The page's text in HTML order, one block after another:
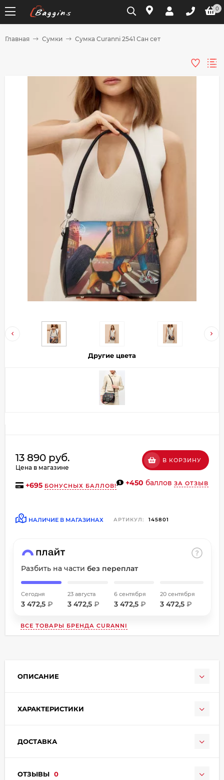
0
Главная Сумки Сумка Curanni 2541 Сан сет
Другие цвета
13 890 руб.
Цена в магазине
В КОРЗИНУ
+695 БОНУСНЫХ БАЛЛОВ! +450 баллов ЗА ОТЗЫВ
НАЛИЧИЕ В МАГАЗИНАХ АРТИКУЛ: 145801
Разбить на части без переплат
Сегодня
3 472,5 ₽
23 августа
3 472,5 ₽
6 сентября
3 472,5 ₽
20 сентября
3 472,5₽
ВСЕ ТОВАРЫ БРЕНДА CURANNI
ОПИСАНИЕ
ХАРАКТЕРИСТИКИ
ДОСТАВКА
ОТЗЫВЫ 0
Разбейте
на части
без переплат
График платежей
Добавляйте товары
в корзину
Оплачивайте сегодня только
% картой любого банка
Получайте товар
выбранный способом
% будут
с вашей карты
каждые 2 недели
об оплате Плайтом
25
2 недели
8 800 302-02-51